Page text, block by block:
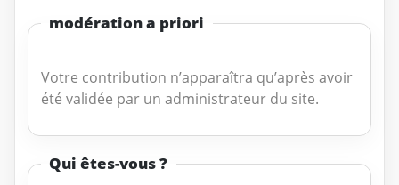
modération a priori
Votre contribution n’apparaîtra qu’après avoir
été validée par un administrateur du site.
Qui êtes-vous ?